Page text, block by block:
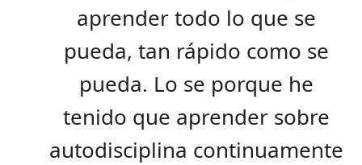
aprender todo lo que se
pueda, tan rápido como se
pueda. Lo se porque he
tenido que aprender sobre
autodisciplina continuamente